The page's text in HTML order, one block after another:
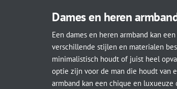
Dames en heren
Een dames en heren armband kan
verschillende stijlen en materialen
minimalistisch houdt of juist heel
optie zijn voor de man die houdt van
armband kan een chique en